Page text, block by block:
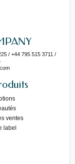
/ +44 795 515 3711 /
ventes
label